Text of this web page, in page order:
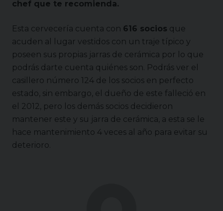
chef que te recomienda.
Esta cervecería cuenta con 616 socios que
acuden al lugar vestidos con un traje típico y
poseen sus propias jarras de cerámica por lo que
podrás darte cuenta quiénes son. Podrás ver el
casillero número 124 de los socios en perfecto
estado, sin embargo, el dueño de este falleció en
el 2012, pero los demás socios decidieron
mantener este y su jarra de cerámica, a esta se le
hace mantenimiento 4 veces al año para evitar su
deterioro.